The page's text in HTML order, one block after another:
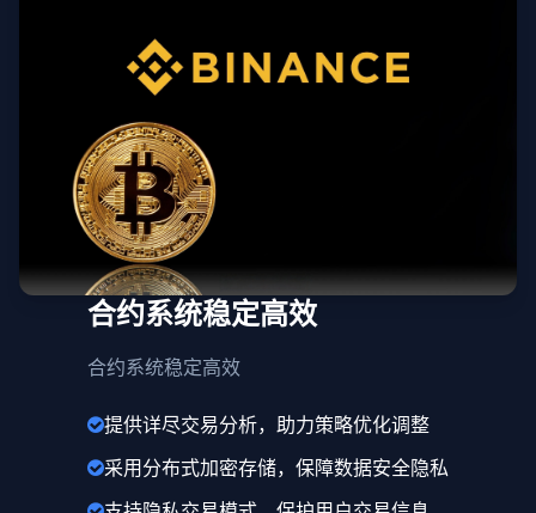
合约系统稳定高效
合约系统稳定高效
提供详尽交易分析，助力策略优化调整
采用分布式加密存储，保障数据安全隐私